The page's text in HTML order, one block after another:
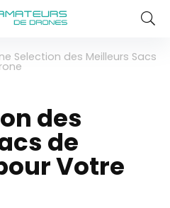
Selection des Meilleurs Sacs
des
de
Votre